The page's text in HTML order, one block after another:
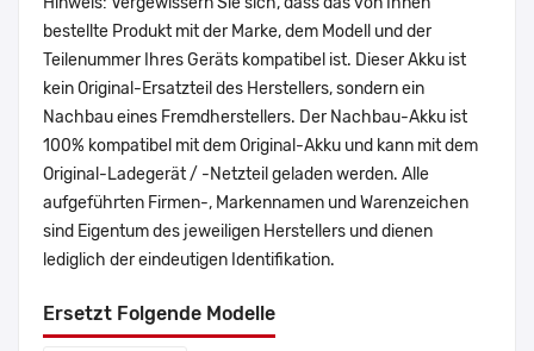
bestellte Produkt mit der Marke, dem Modell und der
Teilenummer Ihres Geräts kompatibel ist. Dieser Akku ist
kein Original-Ersatzteil des Herstellers, sondern ein
Nachbau eines Fremdherstellers. Der Nachbau-Akku ist
100% kompatibel mit dem Original-Akku und kann mit dem
Original-Ladegerät / -Netzteil geladen werden. Alle
aufgeführten Firmen-, Markennamen und Warenzeichen
sind Eigentum des jeweiligen Herstellers und dienen
lediglich der eindeutigen Identifikation.
Ersetzt Folgende Modelle